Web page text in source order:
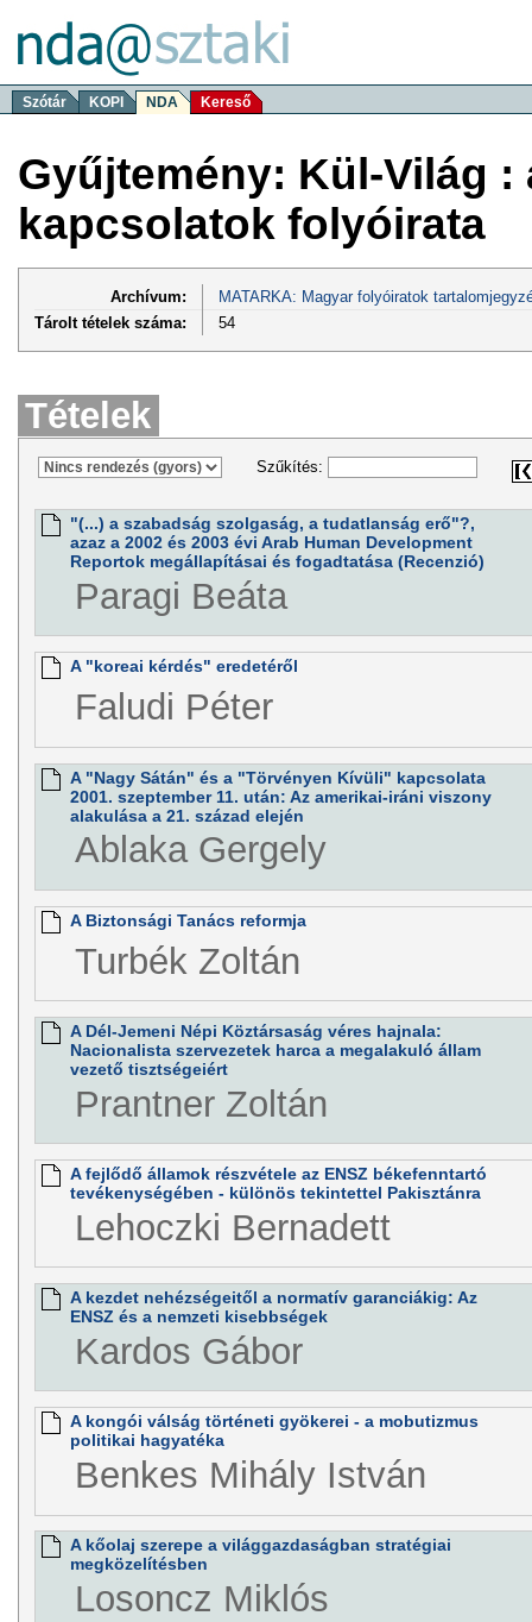
Szótár KOPI NDA Kereső
Gyűjtemény: Kül-Világ :
kapcsolatok folyóirata
Archívum:
MATARKA: Magyar folyóiratok
Tárolt tételek száma:
54
Tételek
Szűkítés:
"(...) a szabadság szolgaság, a tudatlanság erő"?,
azaz a 2002 és 2003 évi Arab Human Development
Reportok megállapításai és fogadtatása (Recenzió)
Paragi Beáta
A "koreai kérdés" eredetéről
Faludi Péter
A "Nagy Sátán" és a "Törvényen Kívüli" kapcsolata
2001. szeptember 11. után: Az amerikai-iráni viszony
alakulása a 21. század elején
Ablaka Gergely
A Biztonsági Tanács reformja
Turbék Zoltán
A Dél-Jemeni Népi Köztársaság véres hajnala:
Nacionalista szervezetek harca a megalakuló állam
vezető tisztségeiért
Prantner Zoltán
A fejlődő államok részvétele az ENSZ békefenntartó
tevékenységében - különös tekintettel Pakisztánra
Lehoczki Bernadett
A kezdet nehézségeitől a normatív garanciákig: Az
ENSZ és a nemzeti kisebbségek
Kardos Gábor
A kongói válság történeti gyökerei - a mobutizmus
politikai hagyatéka
Benkes Mihály István
A kőolaj szerepe a világgazdaságban stratégiai
megközelítésben
Losoncz Miklós